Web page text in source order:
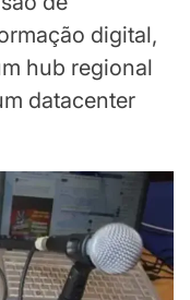
digital,
hub regional
datacenter